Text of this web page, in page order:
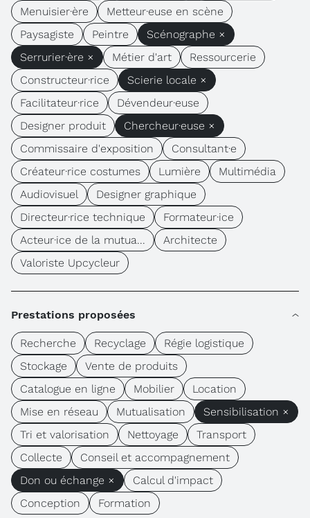
Menuisier·ère
Metteur·euse en scène
Paysagiste
Peintre
Scénographe ×
Serrurier·ère ×
Métier d'art
Ressourcerie
Constructeur·rice
Scierie locale ×
Facilitateur·rice
Dévendeur·euse
Designer produit
Chercheur·euse ×
Commissaire d'exposition
Consultant·e
Créateur·rice costumes
Lumière
Multimédia
Audiovisuel
Designer graphique
Directeur·rice technique
Formateur·ice
Acteur·ice de la mutua...
Architecte
Valoriste Upcycleur
Prestations proposées
Recherche Recyclage
Régie logistique
Stockage
Vente de produits
Catalogue en ligne
Mobilier
Location
Mise en réseau
Mutualisation
Sensibilisation ×
Tri et valorisation
Nettoyage
Transport
Collecte
Conseil et accompagnement
Don ou échange ×
Calcul d'impact
Conception
Formation